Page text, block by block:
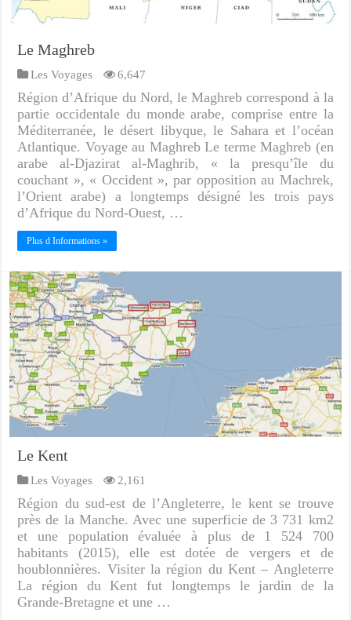
Le Maghreb
Les Voyages 6,647
Région d’Afrique du Nord, le Maghreb correspond à la
partie occidentale du monde arabe, comprise entre la
Méditerranée, le désert libyque, le Sahara et l’océan
Atlantique. Voyage au Maghreb Le terme Maghreb (en
arabe al-Djazirat al-Maghrib, « la presqu’île du
couchant », « Occident », par opposition au Machrek,
l’Orient arabe) a longtemps désigné les trois pays
d’Afrique du Nord-Ouest, …
Plus d Informations »
Le Kent
Les Voyages 2,161
Région du sud-est de l’Angleterre, le kent se trouve
près de la Manche. Avec une superficie de 3 731 km2
et une population évaluée à plus de 1 524 700
habitants (2015), elle est dotée de vergers et de
houblonnières. Visiter la région du Kent – Angleterre
La région du Kent fut longtemps le jardin de la
Grande-Bretagne et une …